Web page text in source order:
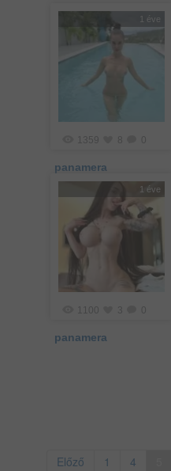
1 éve
1359
panamera
1 éve
3
panamera
Előző 1 4